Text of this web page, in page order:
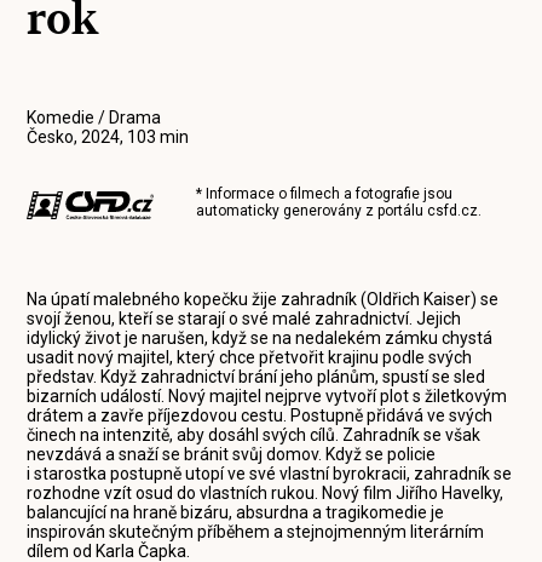
rok
Komedie / Drama
Česko, 2024, 103 min
* Informace o filmech a fotografie jsou
automaticky generovány z portálucsfd.cz.
Na úpatí malebného kopečku žije zahradník (Oldřich Kaiser) se
svojí ženou, kteří se starají o své malé zahradnictví. Jejich
idylický život je narušen, když se na nedalekém zámku chystá
usadit nový majitel, který chce přetvořit krajinu podle svých
představ. Když zahradnictví brání jeho plánům, spustí se sled
bizarních událostí. Nový majitel nejprve vytvoří plot s žiletkovým
drátem a zavře příjezdovou cestu. Postupně přidává ve svých
činech na intenzitě, aby dosáhl svých cílů. Zahradník se však
nevzdává a snaží se bránit svůj domov. Když se policie
i starostka postupně utopí ve své vlastní byrokracii, zahradník se
rozhodne vzít osud do vlastních rukou. Nový film Jiřího Havelky,
balancující na hraně bizáru, absurdna a tragikomedie je
inspirován skutečným příběhem a stejnojmenným literárním
dílem od Karla Čapka.